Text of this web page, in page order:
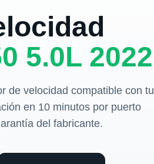
5.0L 2022
de velocidad compatible con tu
en 10 minutos por puerto
del fabricante.